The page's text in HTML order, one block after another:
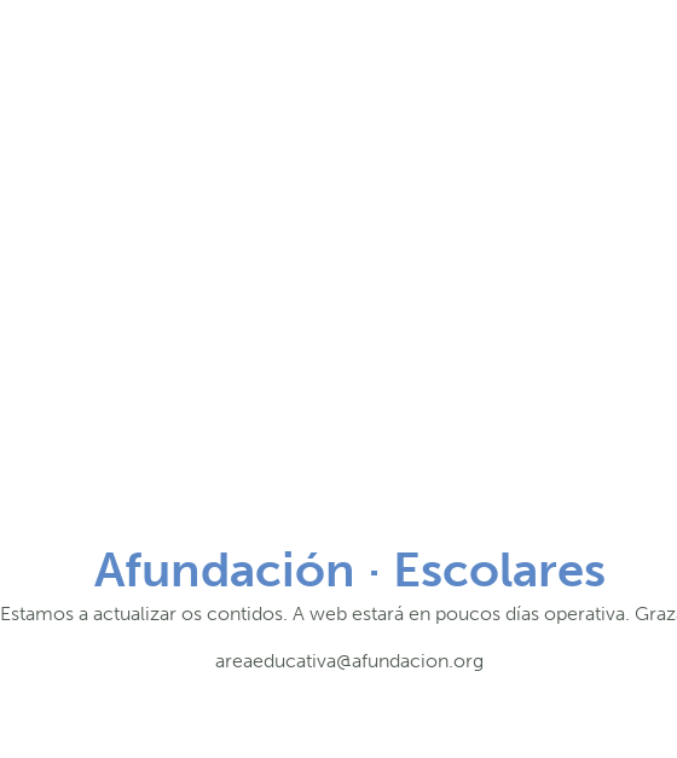
Afundación · Escolares
Estamos a actualizar os contidos. A web estará en poucos días operativa.
areaeducativa@afundacion.org